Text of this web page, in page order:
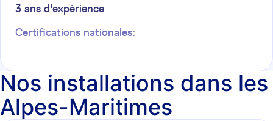
3 ans d'expérience
Certifications nationales:
Nos installations dans les
Alpes-Maritimes